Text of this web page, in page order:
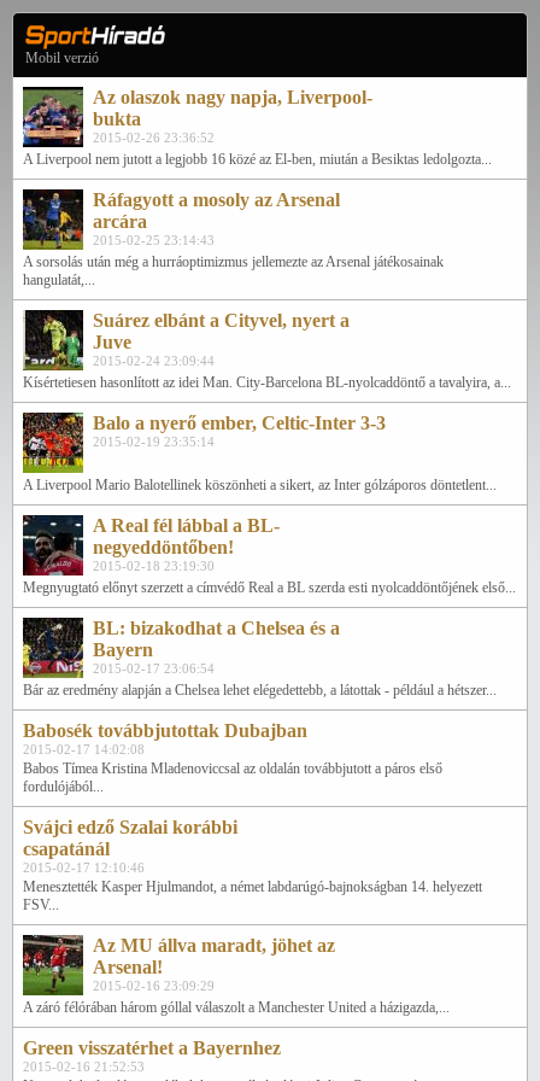
Mobil verzió
Az olaszok nagy napja, Liverpool-
bukta
2015-02-26 23:36:52
A Liverpool nem jutott a legjobb 16 közé az El-ben, miután a Besiktas ledolgozta...
Ráfagyott a mosoly az Arsenal
arcára
2015-02-25 23:14:43
A sorsolás után még a hurráoptimizmus jellemezte az Arsenal játékosainak
hangulatát,...
Suárez elbánt a Cityvel, nyert a
Juve
2015-02-24 23:09:44
Kísértetiesen hasonlított az idei Man. City-Barcelona BL-nyolcaddöntő a tavalyira, a...
Balo a nyerő ember, Celtic-Inter 3-3
2015-02-19 23:35:14
A Liverpool Mario Balotellinek köszönheti a sikert, az Inter gólzáporos döntetlent...
A Real fél lábbal a BL-
negyeddöntőben!
2015-02-18 23:19:30
Megnyugtató előnyt szerzett a címvédő Real a BL szerda esti nyolcaddöntőjének első...
BL: bizakodhat a Chelsea és a
Bayern
2015-02-17 23:06:54
Bár az eredmény alapján a Chelsea lehet elégedettebb, a látottak - például a hétszer...
Babosék továbbjutottak Dubajban
2015-02-17 14:02:08
Babos Tímea Kristina Mladenoviccsal az oldalán továbbjutott a páros első
fordulójából...
Svájci edző Szalai korábbi
csapatánál
2015-02-17 12:10:46
Menesztették Kasper Hjulmandot, a német labdarúgó-bajnokságban 14. helyezett
FSV...
Az MU állva maradt, jöhet az
Arsenal!
2015-02-16 23:09:29
A záró félórában három góllal válaszolt a Manchester United a házigazda,...
Green visszatérhet a Bayernhez
2015-02-16 21:52:53